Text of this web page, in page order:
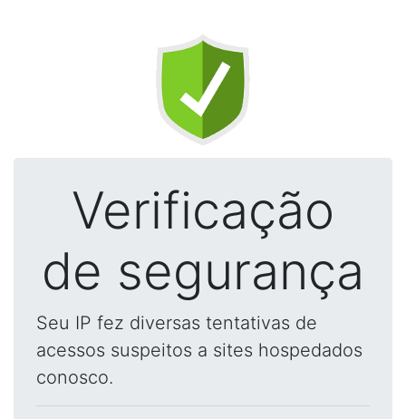
Verificação
de segurança
Seu IP fez diversas tentativas de
acessos suspeitos a sites hospedados
conosco.